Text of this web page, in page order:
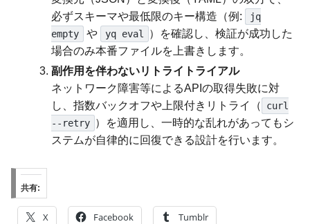
必ずスキーマや最低限のキー構造（例:
jq
empty
や yq eval
）を確認し、検証が成功した
場合のみ本番ファイルを上書きします。
副作用を伴わないリトライトライアル
ネットワーク障害等によるAPIの取得失敗に対
し、指数バックオフや上限付きリトライ（
curl
--retry ）を適用し、一時的な乱れがあってもシ
ステムが自律的に回復できる設計を行います。
共有:
X Facebook Tumblr